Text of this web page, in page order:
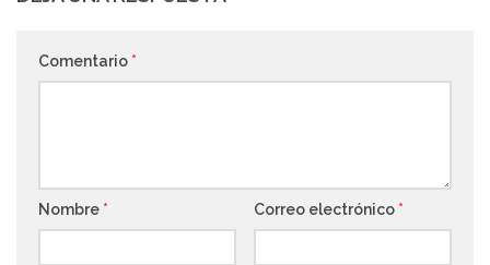
Comentario *
Nombre * Correo electrónico *